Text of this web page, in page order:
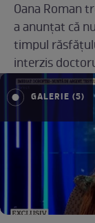
Oana Roman
a anunţat că
timpul
interzis
GALERIE (5)